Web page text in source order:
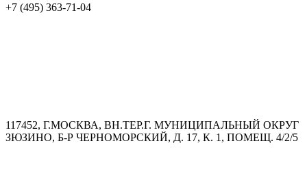
+7 (495) 363-71-04
117452, Г.МОСКВА, ВН.ТЕР.Г. МУНИЦИПАЛЬНЫЙ ОКРУГ
ЗЮЗИНО, Б-Р ЧЕРНОМОРСКИЙ, Д. 17, К. 1, ПОМЕЩ. 4/2/5